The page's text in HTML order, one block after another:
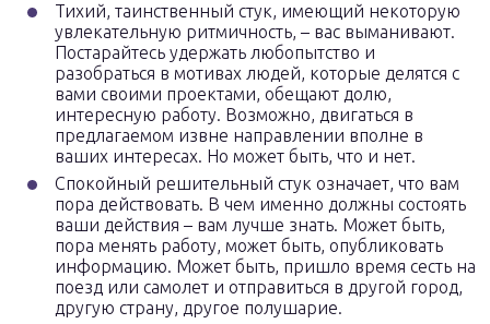
Тихий, таинственный стук, имеющий некоторую
увлекательную ритмичность, – вас выманивают.
Постарайтесь удержать любопытство и
разобраться в мотивах людей, которые делятся с
вами своими проектами, обещают долю,
интересную работу. Возможно, двигаться в
предлагаемом извне направлении вполне в
ваших интересах. Но может быть, что и нет.
Спокойный решительный стук означает, что вам
пора действовать. В чем именно должны состоять
ваши действия – вам лучше знать. Может быть,
пора менять работу, может быть, опубликовать
информацию. Может быть, пришло время сесть на
поезд или самолет и отправиться в другой город,
другую страну, другое полушарие.